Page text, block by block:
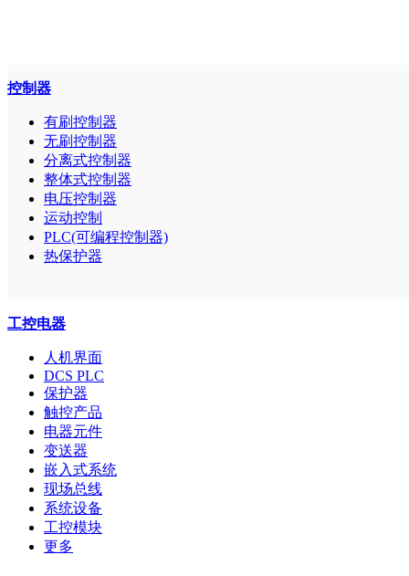
控制器
有刷控制器
无刷控制器
分离式控制器
整体式控制器
电压控制器
运动控制
PLC(可编程控制器)
热保护器
工控电器
人机界面
DCS PLC
保护器
触控产品
电器元件
变送器
嵌入式系统
现场总线
系统设备
工控模块
更多